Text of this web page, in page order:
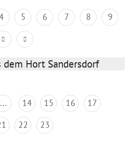
5 6 7 8
9
Hort Sandersdorf
... 14 15 16
17
22 23